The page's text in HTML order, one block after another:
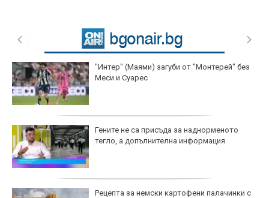
"Интер" (Маями) загуби от "Монтерей" без
Меси и Суарес
Гените не са присъда за наднорменото
тегло, а допълнителна информация
Рецепта за немски картофени палачинки с